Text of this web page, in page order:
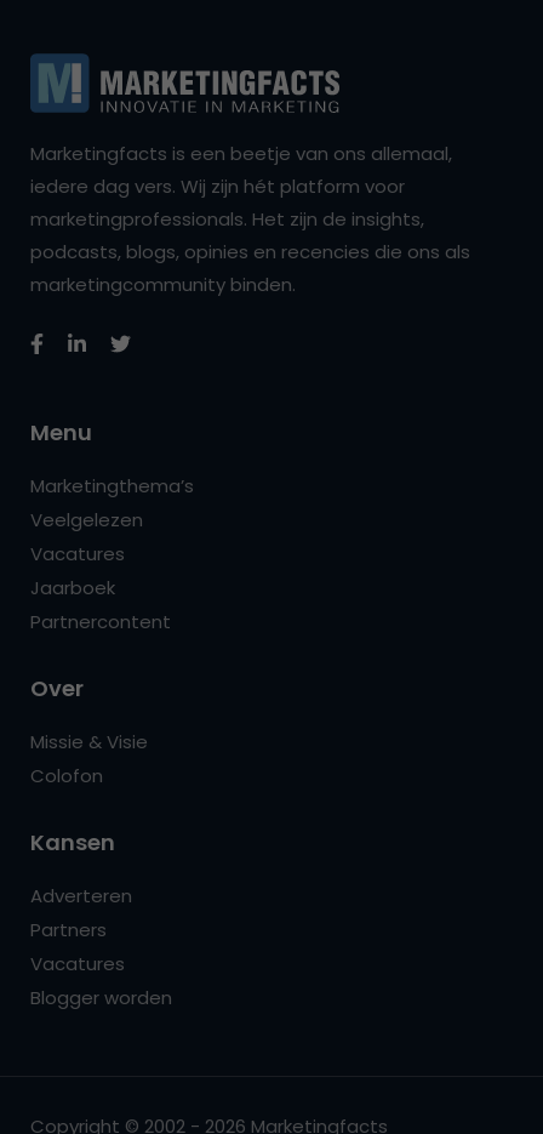
Marketingfacts is een beetje van ons allemaal,
iedere dag vers. Wij zijn hét platform voor
marketingprofessionals. Het zijn de insights,
podcasts, blogs, opinies en recencies die ons als
marketingcommunity binden.
Menu
Marketingthema’s
Veelgelezen
Vacatures
Jaarboek
Partnercontent
Over
Missie & Visie
Colofon
Kansen
Adverteren
Partners
Vacatures
Blogger worden
Copyright © 2002 - 2026 Marketingfacts